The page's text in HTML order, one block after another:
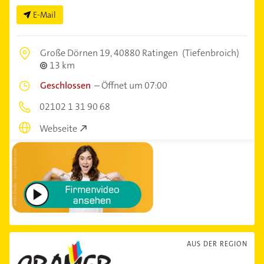
E-Mail
Große Dörnen 19,40880 Ratingen (Tiefenbroich)
13 km
Geschlossen –Öffnet um 07:00
02102 1 31 90 68
Webseite
AUS DER REGION